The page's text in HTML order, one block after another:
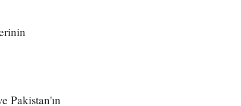
Pakistan'ın